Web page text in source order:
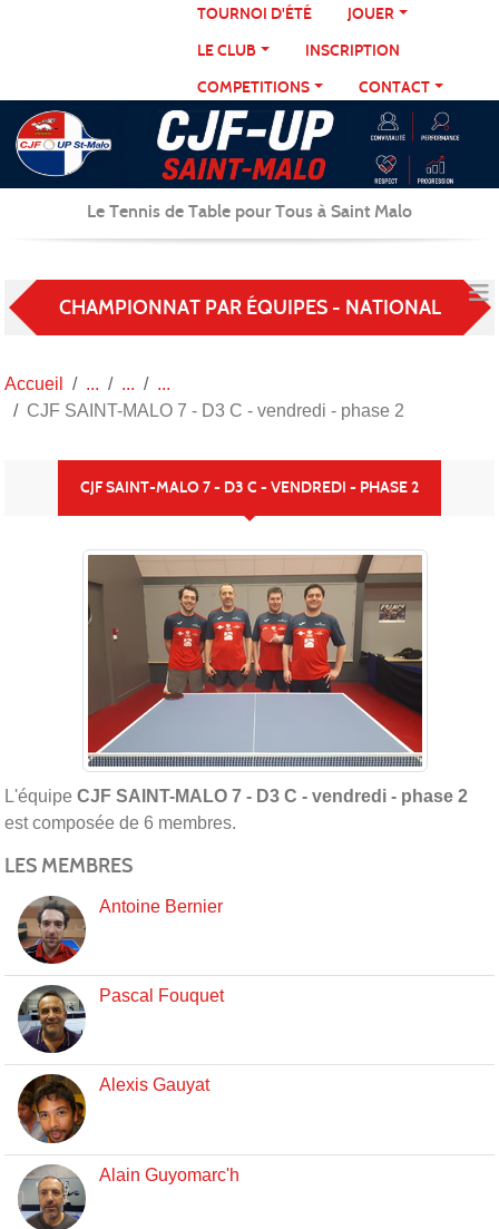
TOURNOI D'ÉTÉ
JOUER
LE CLUB
INSCRIPTION
COMPETITIONS
CONTACT
Le Tennis de Table pour Tous à Saint Malo
CHAMPIONNAT PAR ÉQUIPES - NATIONAL
Accueil
CJF SAINT-MALO 7 - D3 C - vendredi - phase 2
CJF SAINT-MALO 7 - D3 C - VENDREDI - PHASE 2
L'équipe CJF SAINT-MALO 7 - D3 C - vendredi - phase 2
est composée de 6 membres.
LES MEMBRES
Antoine Bernier
Pascal Fouquet
Alexis Gauyat
Alain Guyomarc'h
Panneau de gestion des cookies